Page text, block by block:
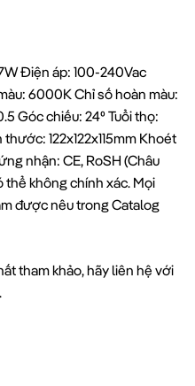
Điện áp: 100-240Vac
6000K Chỉ số hoàn màu:
Góc chiếu: 24⁰ Tuổi thọ:
122x122x115mm Khoét
nhận: CE, RoSH (Châu
thể không chính xác. Mọi
được nêu trong Catalog
tham khảo, hãy liên hệ với